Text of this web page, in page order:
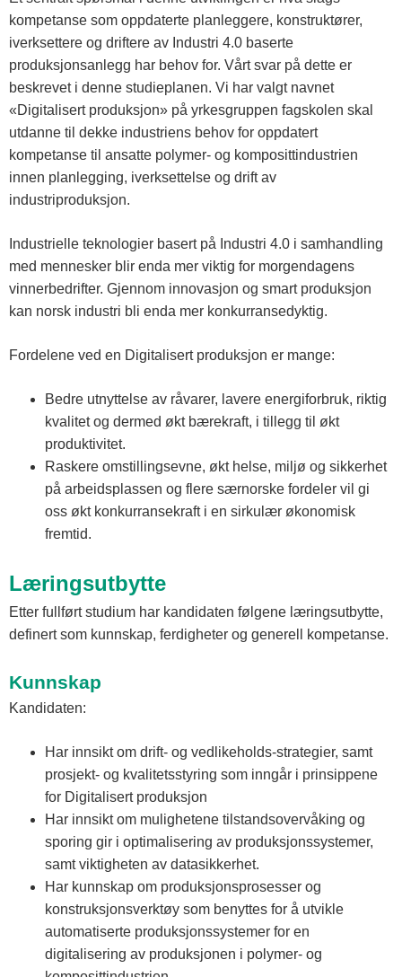
kompetanse som oppdaterte planleggere, konstruktører,
iverksettere og driftere av Industri 4.0 baserte
produksjonsanlegg har behov for. Vårt svar på dette er
beskrevet i denne studieplanen. Vi har valgt navnet
«Digitalisert produksjon» på yrkesgruppen fagskolen skal
utdanne til dekke industriens behov for oppdatert
kompetanse til ansatte polymer- og komposittindustrien
innen planlegging, iverksettelse og drift av
industriproduksjon.
Industrielle teknologier basert på Industri 4.0 i samhandling
med mennesker blir enda mer viktig for morgendagens
vinnerbedrifter. Gjennom innovasjon og smart produksjon
kan norsk industri bli enda mer konkurransedyktig.
Fordelene ved en Digitalisert produksjon er mange:
Bedre utnyttelse av råvarer, lavere energiforbruk, riktig
kvalitet og dermed økt bærekraft, i tillegg til økt
produktivitet.
Raskere omstillingsevne, økt helse, miljø og sikkerhet
på arbeidsplassen og flere særnorske fordeler vil gi
oss økt konkurransekraft i en sirkulær økonomisk
fremtid.
Læringsutbytte
Etter fullført studium har kandidaten følgene læringsutbytte,
definert som kunnskap, ferdigheter og generell kompetanse.
Kunnskap
Kandidaten:
Har innsikt om drift- og vedlikeholds-strategier, samt
prosjekt- og kvalitetsstyring som inngår i prinsippene
for Digitalisert produksjon
Har innsikt om mulighetene tilstandsovervåking og
sporing gir i optimalisering av produksjonssystemer,
samt viktigheten av datasikkerhet.
Har kunnskap om produksjonsprosesser og
konstruksjonsverktøy som benyttes for å utvikle
automatiserte produksjonssystemer for en
digitalisering av produksjonen i polymer- og